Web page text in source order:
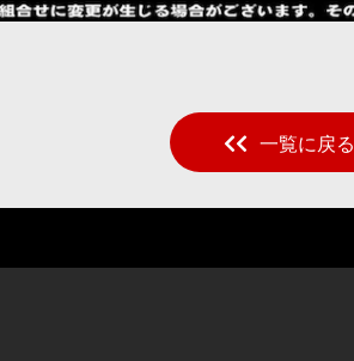
一覧に戻る